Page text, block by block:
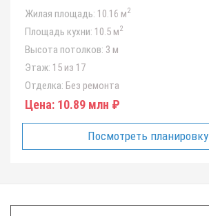
Жилая площадь: 10.16 м2
Площадь кухни: 10.5 м2
Высота потолков: 3 м
Этаж: 15 из 17
Отделка: Без ремонта
Цена: 10.89 млн ₽
Посмотреть планировку